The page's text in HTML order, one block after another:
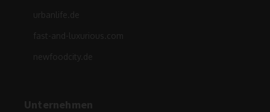
urbanlife.de
fast-and-luxurious.com
newfoodcity.de
Unternehmen